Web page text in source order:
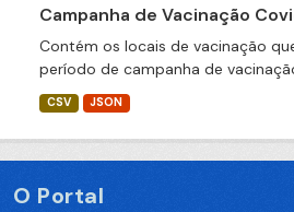
Campanha de Vacinação
Contém os locais de vacinação
período de campanha de
CSV JSON
O Portal